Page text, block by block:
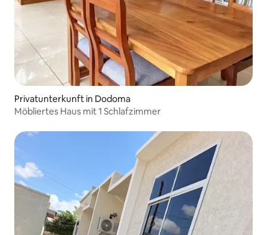
Privatunterkunft in Dodoma
Möbliertes Haus mit 1 Schlafzimmer